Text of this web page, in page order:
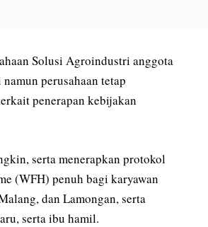
Solusi Agroindustri anggota
perusahaan tetap
penerapan kebijakan
serta menerapkan protokol
(WFH) penuh bagi karyawan
dan Lamongan, serta
serta ibu hamil.